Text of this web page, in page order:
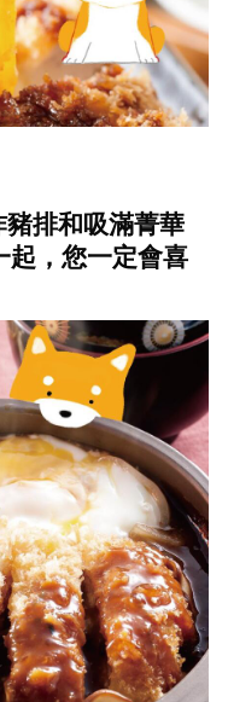
排和吸滿菁華
起，您一定會喜